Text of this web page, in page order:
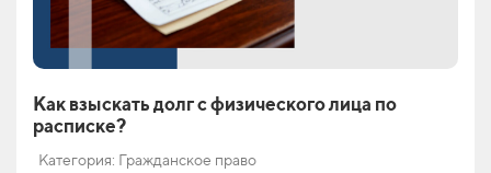
Как взыскать долг с физического лица по
расписке?
Категория: Гражданское право